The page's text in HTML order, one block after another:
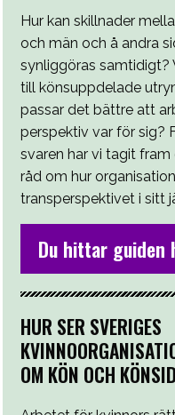
Hur kan skillnader
och män och å andra
synliggöras samtidigt?
till könsuppdelade
passar det bättre att
perspektiv var för sig?
svaren har vi tagit
råd om hur
transperspektivet i sitt
Du hittar guiden
HUR SER SVERIGES
OM KÖN OCH